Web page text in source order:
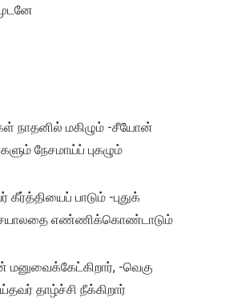
நாதனில் மகிழும் -சீயோன்
நேசமாய்ப் புகழும்
பாடும் -புதுக்
எண்ணிக்கொண்டாடும்
மனுவைக்கேட்கிறார், -வெகு
தாழ்ச்சி நீக்கிறார்